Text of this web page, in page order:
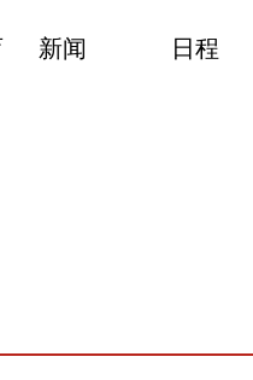
新闻 日程